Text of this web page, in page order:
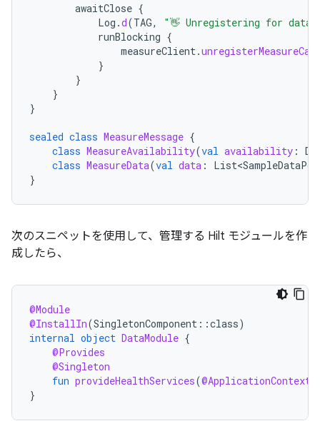
awaitClose {
Log .d(TAG, "👋 Unregistering for data"
runBlocking {
measureClient.
}
}
}
}
sealed class MeasureMessage {
class MeasureAvailability(val availability :
class MeasureData(val data :
}
次のスニペットを使用して、管理する Hilt モジュールを作
成したら、
@Module
@InstallIn(SingletonComponent ::class)
internal object DataModule {
@Provides
@Singleton
fun provideHealthServices(@ApplicationContext
}